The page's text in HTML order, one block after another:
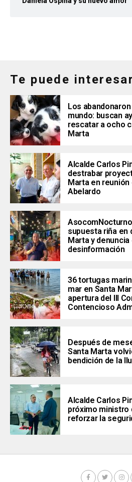
Te puede interesar
Los
mundo: buscan
rescatar a ocho
Marta
Alcalde Carlos
destrabar
Marta en
Abelardo
supuesta riña en
Marta y denuncia
desinformación
36 tortugas
mar en Santa
apertura del III
Contencioso
Después de
Santa Marta
bendición de la
Alcalde Carlos
próximo ministro
reforzar la